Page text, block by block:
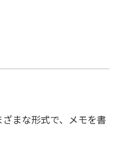
まな形式で、メモを書